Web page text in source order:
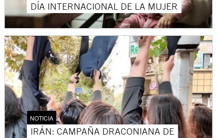
DÍA INTERNACIONAL DE LA MUJER
NOTICIA
IRÁN: CAMPAÑA DRACONIANA DE